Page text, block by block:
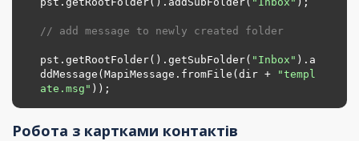
// add message to newly created folder
pst.getRootFolder().getSubFolder( "Inbox" ).a
ddMessage(MapiMessage.fromFile(dir +
"templ
ate.msg" ));
Робота з картками контактів